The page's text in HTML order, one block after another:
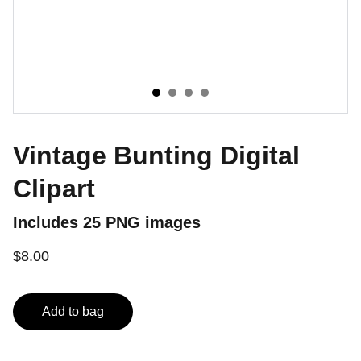
Vintage Bunting Digital
Clipart
Includes 25 PNG images
$8.00
Add to bag